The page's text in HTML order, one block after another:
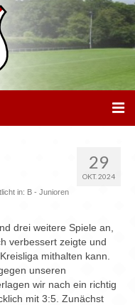
29
OKT. 2024
in: B - Junioren
drei weitere Spiele an,
verbessert zeigte und
mithalten kann.
unseren
wir nach ein richtig
mit 3:5. Zunächst